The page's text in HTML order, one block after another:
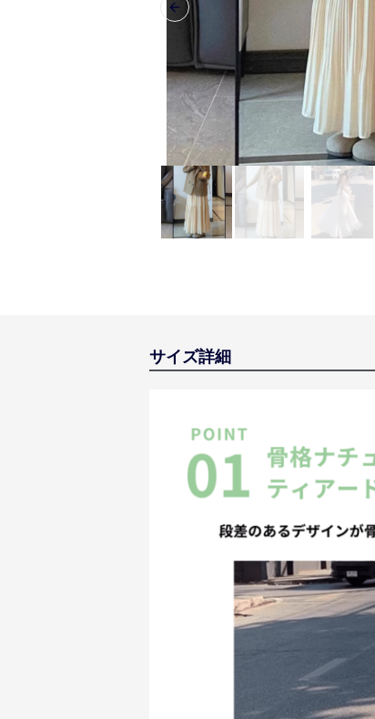
Previous slide
サイズ詳細